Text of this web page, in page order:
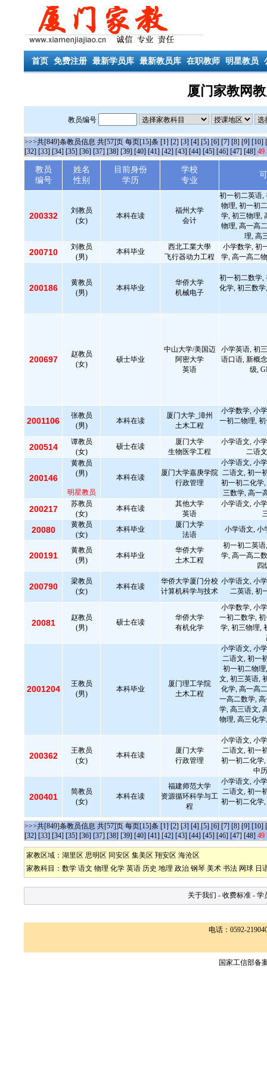
首页 免费注册 最新学员库 最新教员库 在职教师 明星教员
厦门家教网
教员编号
>>>共[849]条教员信息 共[57]页 每页[15]条 [1] [2] [3] [4] [5] [6] [7] [8] [9] [10]
[32] [33] [34] [35] [36] [37] [38] [39] [40] [41] [42] [43] [44] [45] [46] [47] [48] 49
教员
编号
姓名
性别
目前身份
学历
学校
专业
200332
刘教员
(女)
本科在读
福州大学
会计
初一初二英语,
物理, 初一初
学, 初三物理,
物理, 高一高
理, 高
200710
刘教员
(男)
本科毕业
西北工業大學
飞行器动力工程
小学数学, 初
学, 高一高二
200186
黄教员
(男)
本科毕业
华侨大学
机械电子
初一初二数学,
化学, 初三数
200697
赵教员
(女)
硕士毕业
中山大学/美国迈
阿密大学
英语
小学英语, 初
语口语, 新概
级,
2001106
张教员
(男)
本科在读
厦门大学_漳州
土木工程
小学数学, 小
一初二物理,
200514
谭教员
(女)
硕士在读
厦门大学
生物医学工程
小学语文, 小
二语
200146
黄教员
(男)
明星教员
本科在读
厦门大学嘉庚学院
行政管理
小学语文, 小
二语文, 初一
初一初二化学
三数学, 高一
200217
苏教员
(女)
本科在读
其他大学
英语
小学语文, 小
20080
黄教员
(女)
本科毕业
厦门大学
法语
小学语文, 小
200191
黄教员
(男)
本科毕业
华侨大学
土木工程
初一初二英
学, 高一高二
四
200790
梁教员
(女)
本科在读
华侨大学厦门分校
计算机科学与技术
小学语文, 小
二英语, 初
20081
赵教员
(男)
硕士在读
华侨大学
有机化学
小学数学, 小
一初二数学,
学, 初三物理,
2001204
王教员
(男)
本科毕业
厦门理工学院
土木工程
小学语文, 小
二语文, 初一
初一初二物
文, 初三英语,
化学, 高一高
一高二数学,
学, 高三语文,
物理, 高三化
200362
王教员
(女)
本科在读
厦门大学
行政管理
小学语文, 小
二语文, 初一
初一初二化学
中
200401
简教员
(女)
本科在读
福建师范大学
资源循环科学与工
程
小学语文, 小
二语文, 初一
初一初二化学
>>>共[849]条教员信息 共[57]页 每页[15]条 [1] [2] [3] [4] [5] [6] [7] [8] [9] [10]
[32] [33] [34] [35] [36] [37] [38] [39] [40] [41] [42] [43] [44] [45] [46] [47] [48] 49
家教区域： 湖里区 思明区 同安区 集美区 翔安区 海沧区
家教科目： 数学 语文 物理 化学 英语 历史 地理 政治 钢琴 美术 书法 网球 日
关于我们 - 收费标准 - 学
电话：0592-
国家工信部备